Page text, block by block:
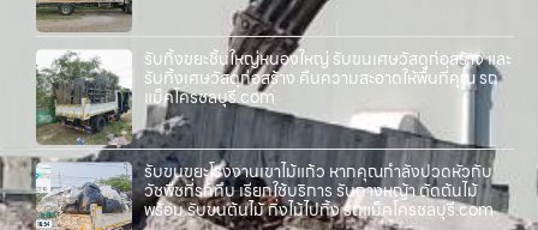
รับทิ้งขยะชิ้นใหญ่หนองใหญ่ รับขนเศษวัสดุก่อสร้าง และ
รับทิ้งเศษวัสดุก่อสร้าง คืนความสะอาดให้พื้นที่คุณ รถ
แม็คโครชลบุรี.com
รับขนขยะโรงงานเขาไม้แก้ว หากคุณกำลังปวดหัวกับ
วัชพืชที่รกทึบ เรียกใช้บริการ รับถางหญ้า ตัดต้นไม้
พร้อม รับขนต้นไม้ กิ่งไม้ไปทิ้ง รถแม็คโครชลบุรี.com